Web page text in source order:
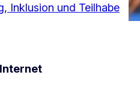
Inklusion und Teilhabe